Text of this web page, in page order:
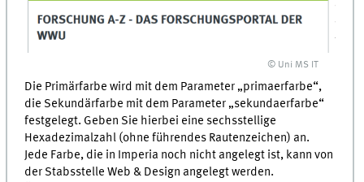
© Uni MS IT
Die Primärfarbe wird mit dem Parameter „primaerfarbe“,
die Sekundärfarbe mit dem Parameter „sekundaerfarbe“
festgelegt. Geben Sie hierbei eine sechsstellige
Hexadezimalzahl (ohne führendes Rautenzeichen) an.
Jede Farbe, die in Imperia noch nicht angelegt ist, kann von
der Stabsstelle Web & Design angelegt werden.